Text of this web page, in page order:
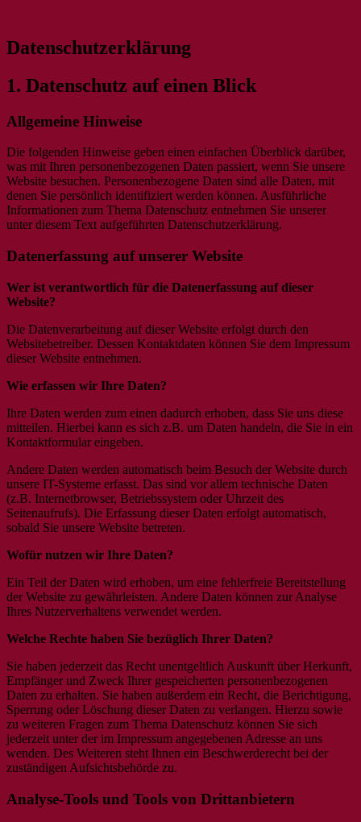
IKLK – Internationaler Karl-
Seligen Karl Leisner
Datenschutzerklärung
1. Datenschutz auf einen Blick
Allgemeine Hinweise
Die folgenden Hinweise geben einen einfachen Überblick darüber,
was mit Ihren personenbezogenen Daten passiert, wenn Sie unsere
Website besuchen. Personenbezogene Daten sind alle Daten, mit
denen Sie persönlich identifiziert werden können. Ausführliche
Informationen zum Thema Datenschutz entnehmen Sie unserer
unter diesem Text aufgeführten Datenschutzerklärung.
Datenerfassung auf unserer Website
Wer ist verantwortlich für die Datenerfassung auf dieser
Website?
Die Datenverarbeitung auf dieser Website erfolgt durch den
Websitebetreiber. Dessen Kontaktdaten können Sie dem Impressum
dieser Website entnehmen.
Wie erfassen wir Ihre Daten?
Ihre Daten werden zum einen dadurch erhoben, dass Sie uns diese
mitteilen. Hierbei kann es sich z.B. um Daten handeln, die Sie in ein
Kontaktformular eingeben.
Andere Daten werden automatisch beim Besuch der Website durch
unsere IT-Systeme erfasst. Das sind vor allem technische Daten
(z.B. Internetbrowser, Betriebssystem oder Uhrzeit des
Seitenaufrufs). Die Erfassung dieser Daten erfolgt automatisch,
sobald Sie unsere Website betreten.
Wofür nutzen wir Ihre Daten?
Ein Teil der Daten wird erhoben, um eine fehlerfreie Bereitstellung
der Website zu gewährleisten. Andere Daten können zur Analyse
Ihres Nutzerverhaltens verwendet werden.
Welche Rechte haben Sie bezüglich Ihrer Daten?
Sie haben jederzeit das Recht unentgeltlich Auskunft über Herkunft,
Empfänger und Zweck Ihrer gespeicherten personenbezogenen
Daten zu erhalten. Sie haben außerdem ein Recht, die Berichtigung,
Sperrung oder Löschung dieser Daten zu verlangen. Hierzu sowie
zu weiteren Fragen zum Thema Datenschutz können Sie sich
jederzeit unter der im Impressum angegebenen Adresse an uns
wenden. Des Weiteren steht Ihnen ein Beschwerderecht bei der
zuständigen Aufsichtsbehörde zu.
Analyse-Tools und Tools von Drittanbietern